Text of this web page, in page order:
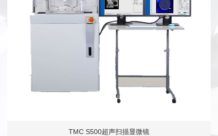
TMC S500超声扫描显微镜